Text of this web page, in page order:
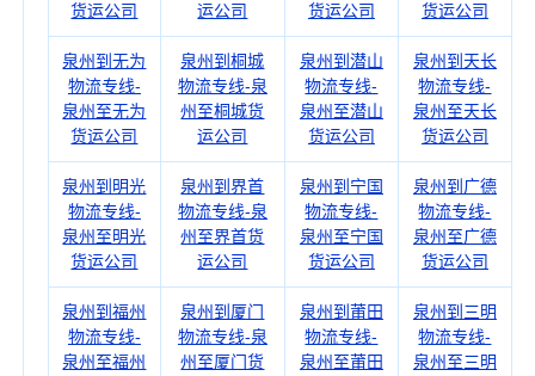
货运公司
运公司
货运公司
货运公司
泉州到无为
物流专线-
泉州至无为
货运公司
泉州到桐城
物流专线-泉
州至桐城货
运公司
泉州到潜山
物流专线-
泉州至潜山
货运公司
泉州到天长
物流专线-
泉州至天长
货运公司
泉州到明光
物流专线-
泉州至明光
货运公司
泉州到界首
物流专线-泉
州至界首货
运公司
泉州到宁国
物流专线-
泉州至宁国
货运公司
泉州到广德
物流专线-
泉州至广德
货运公司
泉州到福州
物流专线-
泉州至福州
泉州到厦门
物流专线-泉
州至厦门货
泉州到莆田
物流专线-
泉州至莆田
泉州到三明
物流专线-
泉州至三明